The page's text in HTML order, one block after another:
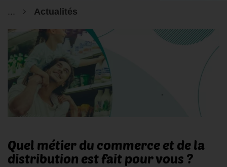
... Actualités
Quel métier du commerce et de la
distribution est fait pour vous ?